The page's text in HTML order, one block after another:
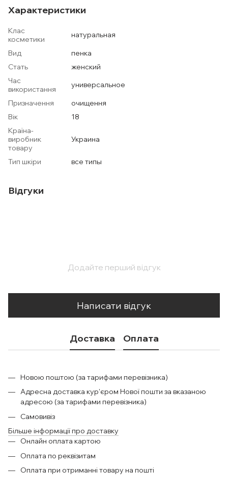
Характеристики
Клас
косметики
натуральная
Вид
пенка
Стать
женский
Час
використання
универсальное
Призначення
очищення
Вік
18
Країна-
виробник
товару
Украина
Тип шкіри все типы
Відгуки
Додайте перший відгук
Написати відгук
Доставка Оплата
Новою поштою (за тарифами перевізника)
Адресна доставка кур'єром Нової пошти за вказаною
адресою (за тарифами перевізника)
Самовивіз
Більше інформації про доставку
Онлайн оплата картою
Оплата по реквізитам
Оплата при отриманні товару на пошті